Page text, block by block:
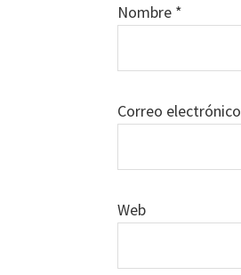
Nombre *
Correo electrónico
Web